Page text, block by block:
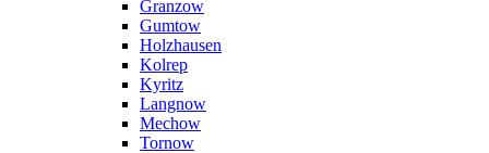
Granzow
Gumtow
Holzhausen
Kolrep
Kyritz
Langnow
Mechow
Tornow